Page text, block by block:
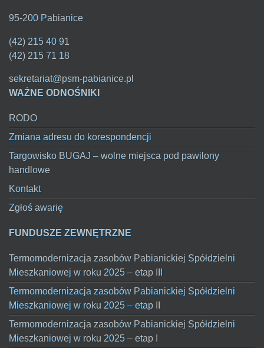
95-200 Pabianice
(42) 215 40 91
(42) 215 71 18
sekretariat@psm-pabianice.pl
WAŻNE ODNOŚNIKI
RODO
Zmiana adresu do korespondencji
Targowisko BUGAJ – wolne miejsca pod pawilony
handlowe
Kontakt
Zgłoś awarię
FUNDUSZE ZEWNĘTRZNE
Termomodernizacja zasobów Pabianickiej Spółdzielni
Mieszkaniowej w roku 2025 – etap III
Termomodernizacja zasobów Pabianickiej Spółdzielni
Mieszkaniowej w roku 2025 – etap II
Termomodernizacja zasobów Pabianickiej Spółdzielni
Mieszkaniowej w roku 2025 – etap I